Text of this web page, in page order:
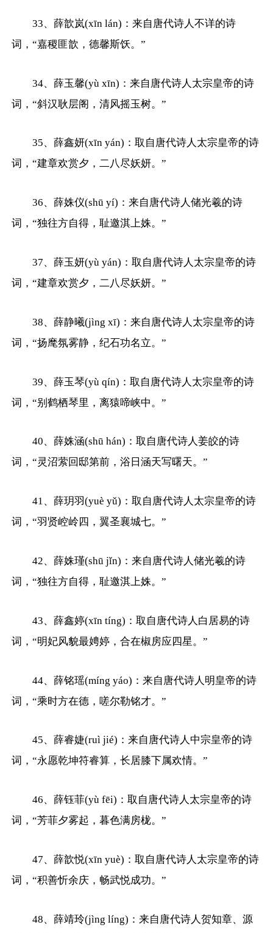
33、薛歆岚(xīn lán)：来自唐代诗人不详的诗
词，“嘉稷匪歆，德馨斯饫。”
34、薛玉馨(yù xīn)：来自唐代诗人太宗皇帝的诗
词，“斜汉耿层阁，清风摇玉树。”
35、薛鑫妍(xīn yán)：取自唐代诗人太宗皇帝的诗
词，“建章欢赏夕，二八尽妖妍。”
36、薛姝仪(shū yí)：来自唐代诗人储光羲的诗
词，“独往方自得，耻邀淇上姝。”
37、薛玉妍(yù yán)：取自唐代诗人太宗皇帝的诗
词，“建章欢赏夕，二八尽妖妍。”
38、薛静曦(jìng xī)：来自唐代诗人太宗皇帝的诗
词，“扬麾氛雾静，纪石功名立。”
39、薛玉琴(yù qín)：取自唐代诗人太宗皇帝的诗
词，“别鹤栖琴里，离猿啼峡中。”
40、薛姝涵(shū hán)：取自唐代诗人姜皎的诗
词，“灵沼萦回邸第前，浴日涵天写曙天。”
41、薛玥羽(yuè yǔ)：取自唐代诗人太宗皇帝的诗
词，“羽贤崆岭四，翼圣襄城七。”
42、薛姝瑾(shū jǐn)：来自唐代诗人储光羲的诗
词，“独往方自得，耻邀淇上姝。”
43、薛鑫婷(xīn tíng)：取自唐代诗人白居易的诗
词，“明妃风貌最娉婷，合在椒房应四星。”
44、薛铭瑶(míng yáo)：来自唐代诗人明皇帝的诗
词，“乘时方在德，嗟尔勒铭才。”
45、薛睿婕(ruì jié)：来自唐代诗人中宗皇帝的诗
词，“永愿乾坤符睿算，长居膝下属欢情。”
46、薛钰菲(yù fēi)：取自唐代诗人太宗皇帝的诗
词，“芳菲夕雾起，暮色满房栊。”
47、薛歆悦(xīn yuè)：取自唐代诗人太宗皇帝的诗
词，“积善忻余庆，畅武悦成功。”
48、薛靖玲(jìng líng)：来自唐代诗人贺知章、源